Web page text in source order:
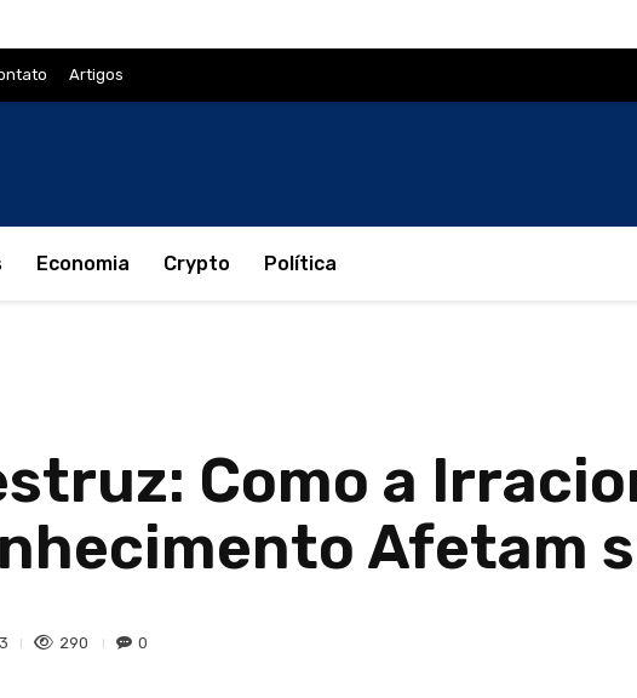
Artigos
Economia Crypto Política
Como a
Afetam
290 0